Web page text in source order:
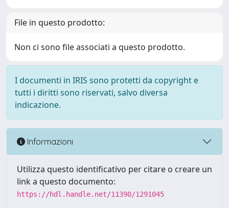
File in questo prodotto:
Non ci sono file associati a questo prodotto.
I documenti in IRIS sono protetti da copyright e
tutti i diritti sono riservati, salvo diversa
indicazione.
Informazioni
Utilizza questo identificativo per citare o creare un
link a questo documento:
https://hdl.handle.net/11390/1291045